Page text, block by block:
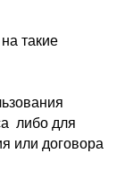
такие
либо для
или договора